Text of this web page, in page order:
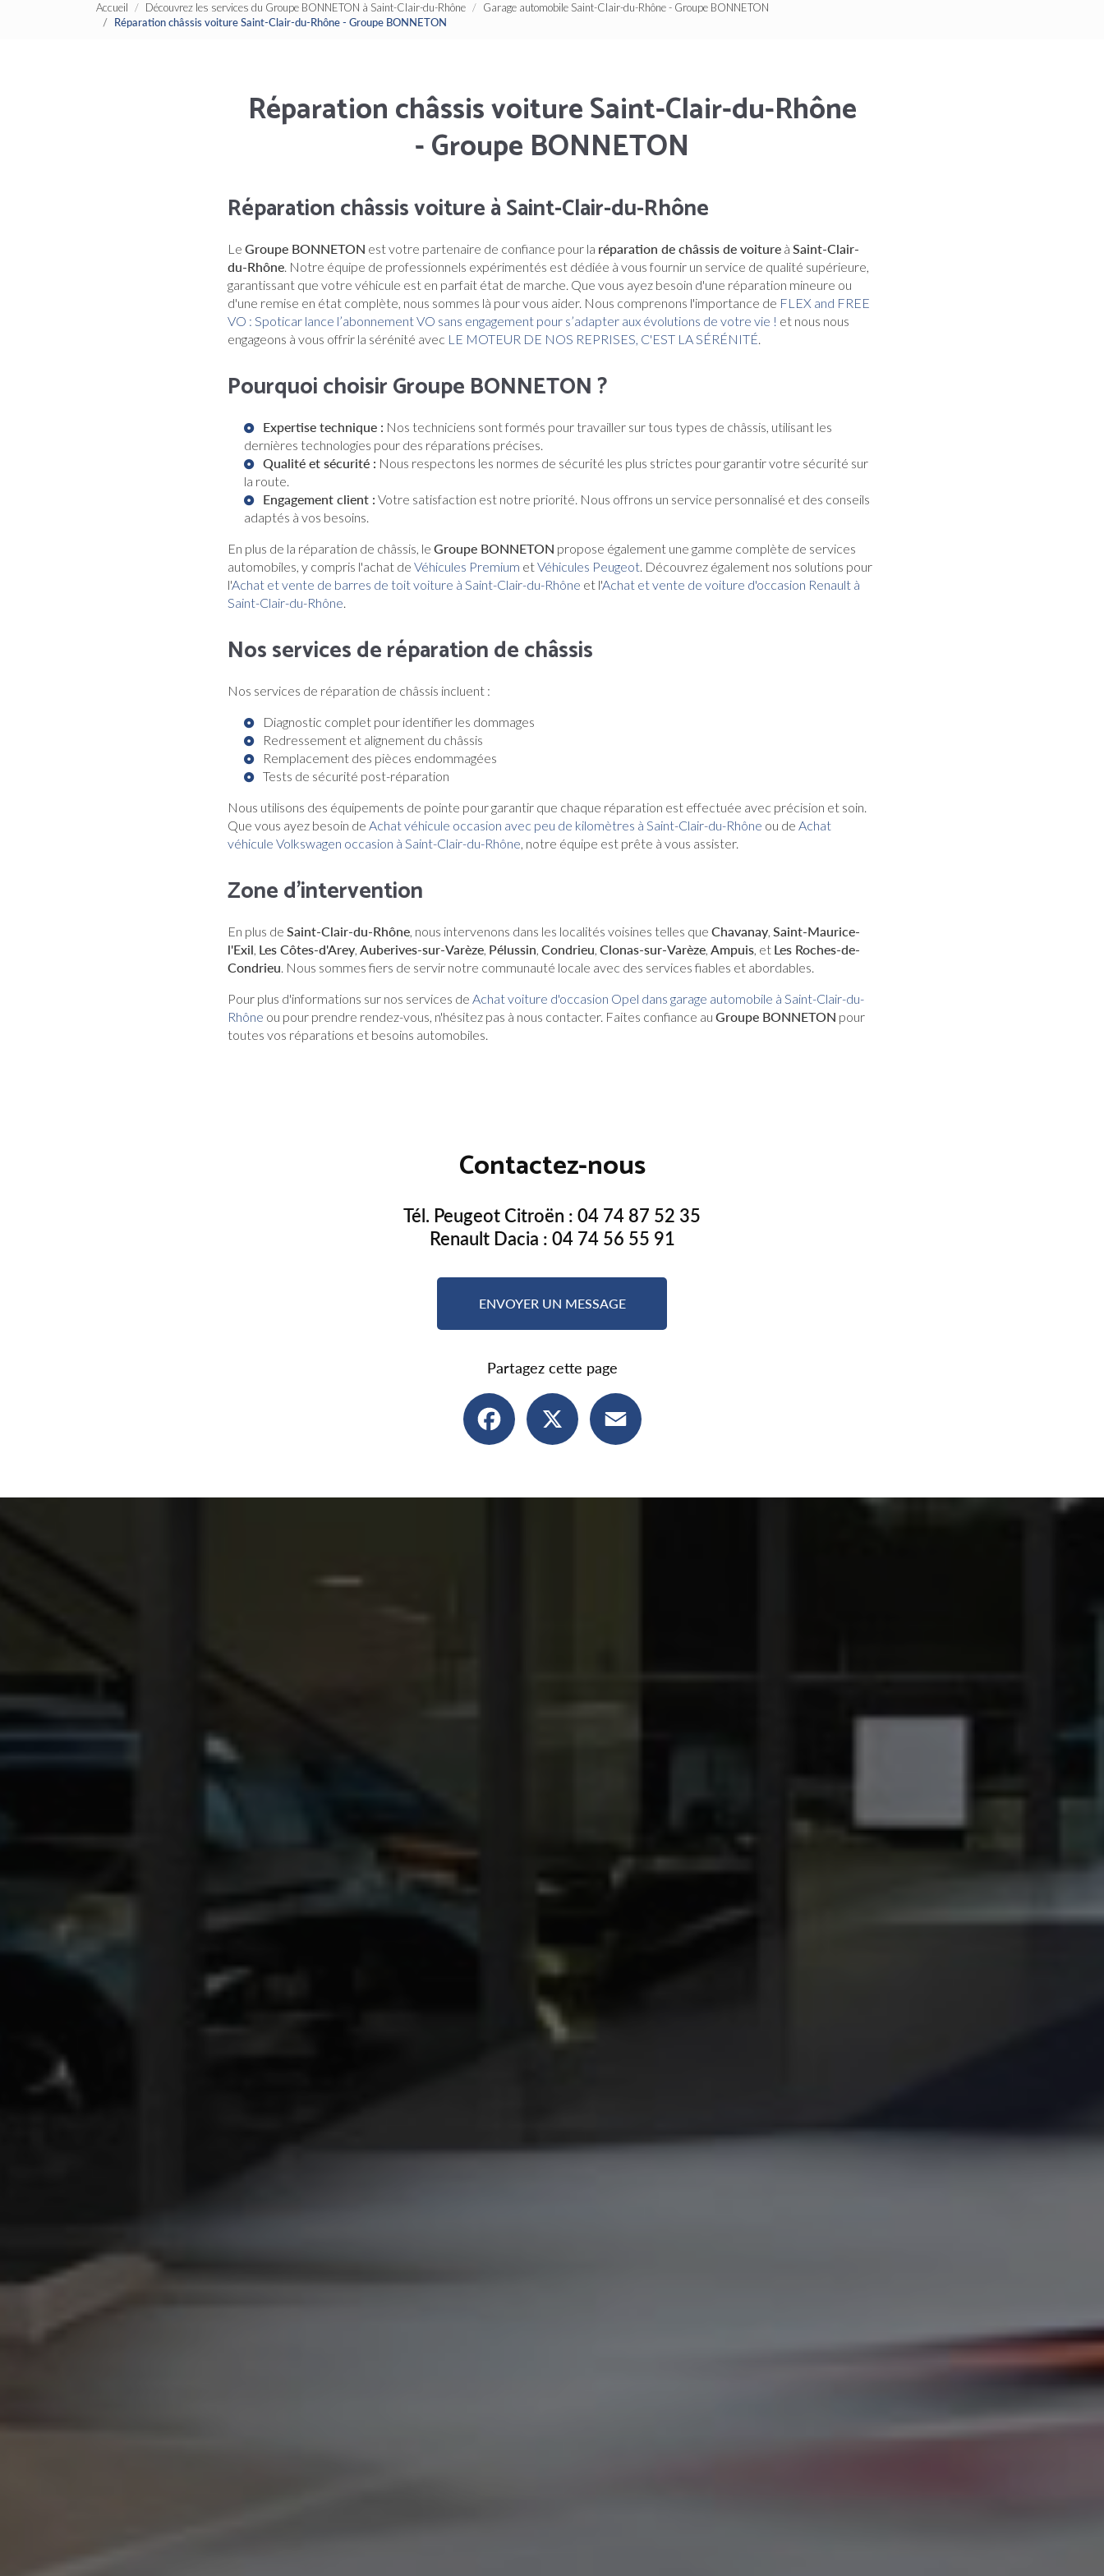
Accueil Découvrez les services du Groupe BONNETON à Saint-Clair-du-Rhône
Garage automobile Saint-Clair-du-Rhône - Groupe BONNETON
Réparation châssis voiture Saint-Clair-du-Rhône - Groupe BONNETON
Réparation châssis voiture Saint-Clair-du-Rhône
- Groupe BONNETON
Réparation châssis voiture à Saint-Clair-du-Rhône
Le Groupe BONNETON est votre partenaire de confiance pour la réparation de châssis de voiture à Saint-Clair-
du-Rhône. Notre équipe de professionnels expérimentés est dédiée à vous fournir un service de qualité supérieure,
garantissant que votre véhicule est en parfait état de marche. Que vous ayez besoin d'une réparation mineure ou
d'une remise en état complète, nous sommes là pour vous aider. Nous comprenons l'importance de FLEX and FREE
VO : Spoticar lance l’abonnement VO sans engagement pour s’adapter aux évolutions de votre vie ! et nous nous
engageons à vous offrir la sérénité avec LE MOTEUR DE NOS REPRISES, C'EST LA SÉRÉNITÉ.
Pourquoi choisir Groupe BONNETON ?
Expertise technique : Nos techniciens sont formés pour travailler sur tous types de châssis, utilisant les
dernières technologies pour des réparations précises.
Qualité et sécurité : Nous respectons les normes de sécurité les plus strictes pour garantir votre sécurité sur
la route.
Engagement client : Votre satisfaction est notre priorité. Nous offrons un service personnalisé et des conseils
adaptés à vos besoins.
En plus de la réparation de châssis, le Groupe BONNETON propose également une gamme complète de services
automobiles, y compris l'achat de Véhicules Premium etVéhicules Peugeot. Découvrez également nos solutions pour
l'Achat et vente de barres de toit voiture à Saint-Clair-du-Rhône et l'Achat et vente de voiture d'occasion Renault à
Saint-Clair-du-Rhône.
Nos services de réparation de châssis
Nos services de réparation de châssis incluent :
Diagnostic complet pour identifier les dommages
Redressement et alignement du châssis
Remplacement des pièces endommagées
Tests de sécurité post-réparation
Nous utilisons des équipements de pointe pour garantir que chaque réparation est effectuée avec précision et soin.
Que vous ayez besoin de Achat véhicule occasion avec peu de kilomètres à Saint-Clair-du-Rhône ou de Achat
véhicule Volkswagen occasion à Saint-Clair-du-Rhône, notre équipe est prête à vous assister.
Zone d'intervention
En plus de Saint-Clair-du-Rhône, nous intervenons dans les localités voisines telles que Chavanay, Saint-Maurice-
l'Exil, Les Côtes-d'Arey, Auberives-sur-Varèze, Pélussin, Condrieu, Clonas-sur-Varèze, Ampuis, et Les Roches-de-
Condrieu. Nous sommes fiers de servir notre communauté locale avec des services fiables et abordables.
Pour plus d'informations sur nos services de Achat voiture d'occasion Opel dans garage automobile à Saint-Clair-du-
Rhône ou pour prendre rendez-vous, n'hésitez pas à nous contacter. Faites confiance au Groupe BONNETON pour
toutes vos réparations et besoins automobiles.
Contactez-nous
Tél. Peugeot Citroën : 04 74 87 52 35
Renault Dacia : 04 74 56 55 91
ENVOYER UN MESSAGE
Partagez cette page
Facebook